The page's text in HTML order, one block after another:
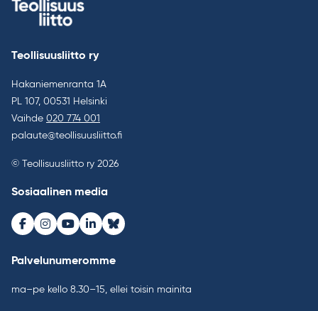
Teollisuusliitto ry
Hakaniemenranta 1A
PL 107, 00531 Helsinki
Vaihde 020 774 001
palaute@teollisuusliitto.fi
© Teollisuusliitto ry 2026
Sosiaalinen media
Facebook
Instagram
Youtube
LinkedInBluesky
Palvelunumeromme
ma–pe kello 8.30–15, ellei toisin mainita